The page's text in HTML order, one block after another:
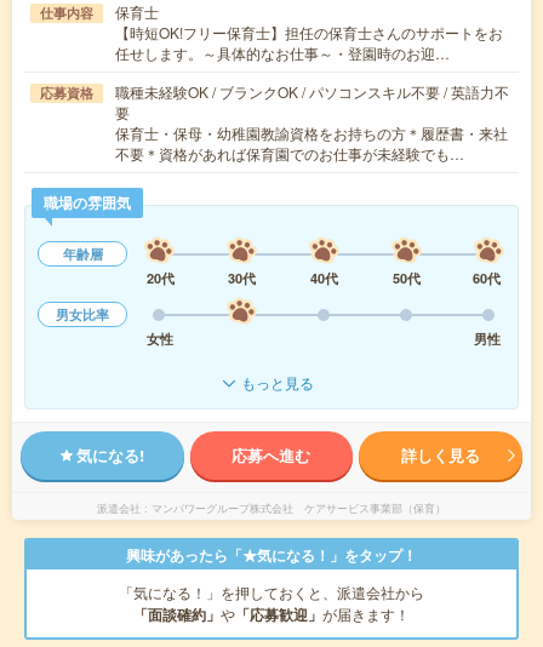
仕事内容
保育士
【時短OK!フリー保育士】担任の保育士さんのサポートをお
任せします。～具体的なお仕事～・登園時のお迎…
応募資格
職種未経験OK / ブランクOK / パソコンスキル不要 / 英語力不
要
保育士・保母・幼稚園教諭資格をお持ちの方＊履歴書・来社
不要＊資格があれば保育園でのお仕事が未経験でも…
職場の雰囲気
年齢層
20代
30代 40代 50代
60代
男女比率
女性
男性
もっと見る
気になる! 応募へ進む 詳しく見る
派遣会社 マンパワーグループ株式会社 ケアサービス事業部（保育）
興味があったら「★気になる！」をタップ！
「気になる！」を押しておくと、派遣会社から
「面談確約」 や 「応募歓迎」 が届きます！